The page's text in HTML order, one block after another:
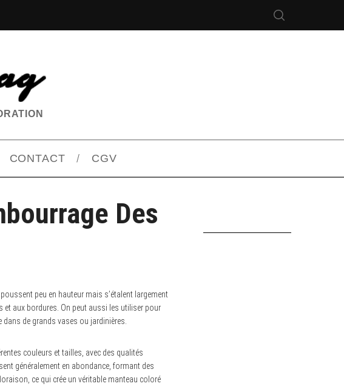
CONTACT CGV
Des
peu en hauteur mais s’étalent largement
aux bordures. On peut aussi les utiliser pour
dans de grands vases ou jardinières.
couleurs et tailles, avec des qualités
généralement en abondance, formant des
ce qui crée un véritable manteau coloré